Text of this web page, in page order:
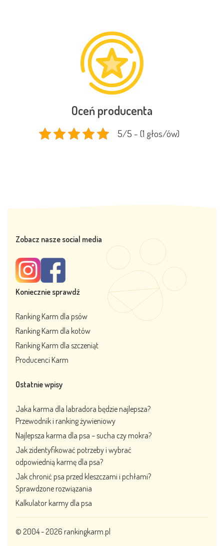
Oceń producenta
5/5 - (1 głos/ów)
Zobacz nasze social media
Koniecznie sprawdź
Ranking Karm dla psów
Ranking Karm dla kotów
Ranking Karm dla szczeniąt
Producenci Karm
Ostatnie wpisy
Jaka karma dla labradora będzie najlepsza?
Przewodnik i ranking żywieniowy
Najlepsza karma dla psa – sucha czy mokra?
Jak zidentyfikować potrzeby i wybrać
odpowiednią karmę dla psa?
Jak chronić psa przed kleszczami i pchłami?
Sprawdzone rozwiązania
Kalkulator karmy dla psa
© 2004 - 2026 rankingkarm.pl